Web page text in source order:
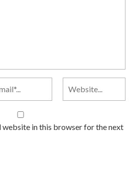
website in this browser for the next